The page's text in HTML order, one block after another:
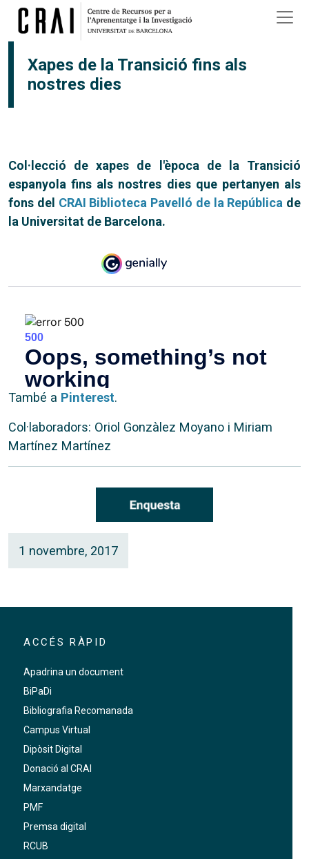
Vés al contingut
Xapes de la Transició fins als
nostres dies
Col·lecció de xapes de l'època de la Transició
espanyola fins als nostres dies que pertanyen als
fons del CRAI Biblioteca Pavelló de la República de
la Universitat de Barcelona.
També a Pinterest.
Col·laboradors: Oriol Gonzàlez Moyano i Miriam
Martínez Martínez
1 novembre, 2017
ACCÉS RÀPID
Apadrina un document
BiPaDi
Bibliografia Recomanada
Campus Virtual
Dipòsit Digital
Donació al CRAI
Marxandatge
PMF
Premsa digital
RCUB